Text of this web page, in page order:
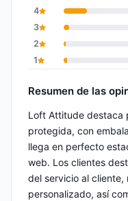
4
3
2
1
Resumen de las
Loft Attitude destaca
protegida, con
llega en perfecto
web. Los clientes
del servicio al
personalizado, así